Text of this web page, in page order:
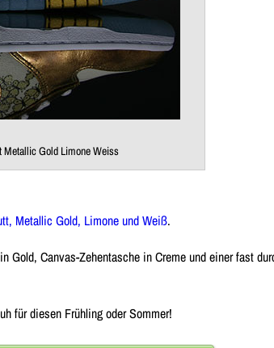
Gold Limone Weiss
Metallic Gold, Limone und Weiß.
Canvas-Zehentasche in Creme und einer fast
für diesen Frühling oder Sommer!